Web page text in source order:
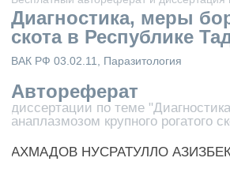
Диагностика, меры
скота в Республике
ВАК РФ 03.02.11, Паразитология
Автореферат
диссертации по теме
анаплазмозом крупного рогатого
АХМАДОВ НУСРАТУЛЛО